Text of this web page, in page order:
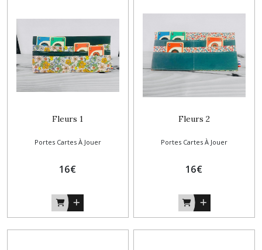
Fleurs 1
Portes Cartes À Jouer
16€
Fleurs 2
Portes Cartes À Jouer
16€